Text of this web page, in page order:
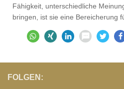
Fähigkeit, unterschiedliche
bringen, ist sie eine Bereicherung
FOLGEN: